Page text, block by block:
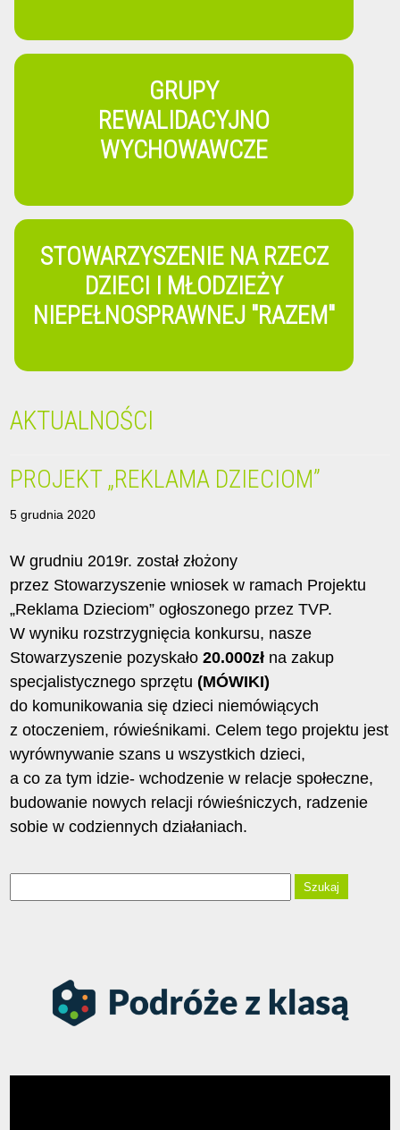
GRUPY
REWALIDACYJNO
WYCHOWAWCZE
STOWARZYSZENIE NA RZECZ
DZIECI I MŁODZIEŻY
NIEPEŁNOSPRAWNEJ "RAZEM"
AKTUALNOŚCI
PROJEKT „REKLAMA DZIECIOM”
5 grudnia 2020
W grudniu 2019r. został złożony
przez Stowarzyszenie wniosek w ramach Projektu
„Reklama Dzieciom” ogłoszonego przez TVP.
W wyniku rozstrzygnięcia konkursu, nasze
Stowarzyszenie pozyskało20.000zł na zakup
specjalistycznego sprzętu (MÓWIKI)
do komunikowania się dzieci niemówiących
z otoczeniem, rówieśnikami. Celem tego projektu jest
wyrównywanie szans u wszystkich dzieci,
a co za tym idzie- wchodzenie w relacje społeczne,
budowanie nowych relacji rówieśniczych, radzenie
sobie w codziennych działaniach.